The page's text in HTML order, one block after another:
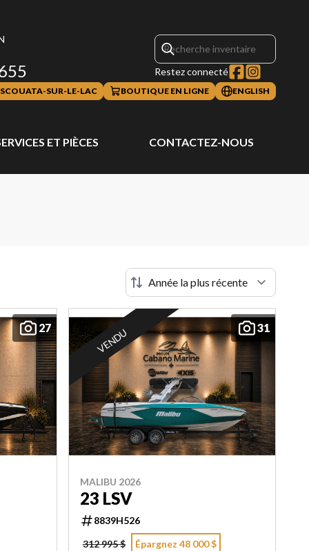
Restez connecté
SUR-LE-LAC BOUTIQUE EN LIGNE ENGLISH
ET PIÈCES CONTACTEZ-NOUS
27 31
VENDU
MALIBU 2026
23 LSV
8839H526
312 995 $
Épargnez 48 000 $